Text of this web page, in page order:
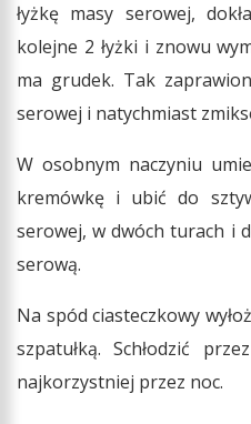
łyżkę masy serowej,
kolejne 2 łyżki i znowu
ma grudek. Tak
serowej i natychmiast
W osobnym naczyniu
kremówkę i ubić do
serowej, w dwóch turach i
serową.
Na spód ciasteczkowy
szpatułką. Schłodzić
najkorzystniej przez noc.